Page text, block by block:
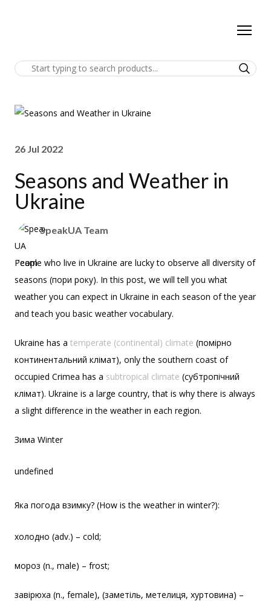
26 Jul 2022
Seasons and Weather in
Ukraine
SpeakUA Team
People who live in Ukraine are lucky to observe all diversity of
seasons (пори року). In this post, we will tell you what
weather you can expect in Ukraine in each season of the year
and teach you basic weather vocabulary.
Ukraine has a temperate (continental) climate (помірно
континентальний клімат), only the southern coast of
occupied Crimea has a subtropical climate (субтропічний
клімат). Ukraine is a large country, that is why there is always
a slight difference in the weather in each region.
Зима Winter
undefined
Яка погода взимку? (How is the weather in winter?):
холодно (adv.) – cold;
мороз (n., male) – frost;
завірюха (n., female), (заметіль, метелиця, хуртовина) –